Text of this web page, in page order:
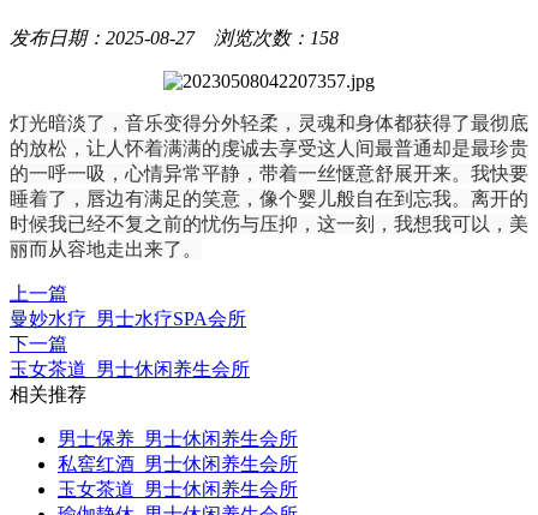
发布日期：2025-08-27 浏览次数：158
灯光暗淡了，音乐变得分外轻柔，灵魂和身体都获得了最彻底
的放松，让人怀着满满的虔诚去享受这人间最普通却是最珍贵
的一呼一吸，心情异常平静，带着一丝惬意舒展开来。我快要
睡着了，唇边有满足的笑意，像个婴儿般自在到忘我。离开的
时候我已经不复之前的忧伤与压抑，这一刻，我想我可以，美
丽而从容地走出来了。
上一篇
曼妙水疗_男士水疗SPA会所
下一篇
玉女茶道_男士休闲养生会所
相关推荐
男士保养_男士休闲养生会所
私窖红酒_男士休闲养生会所
玉女茶道_男士休闲养生会所